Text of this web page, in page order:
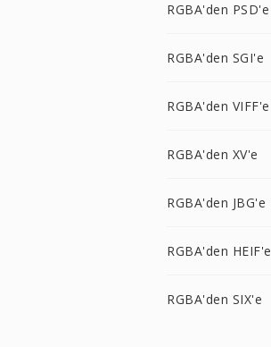
RGBA'den PSD'e
RGBA'den SGI'e
RGBA'den VIFF'e
RGBA'den XV'e
RGBA'den JBG'e
RGBA'den HEIF'e
RGBA'den SIX'e